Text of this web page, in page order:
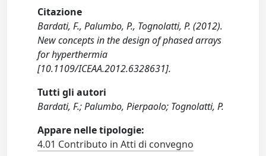
Citazione
Bardati, F., Palumbo, P., Tognolatti, P. (2012).
New concepts in the design of phased arrays
for hyperthermia
[10.1109/ICEAA.2012.6328631].
Tutti gli autori
Bardati, F.; Palumbo, Pierpaolo; Tognolatti, P.
Appare nelle tipologie:
4.01 Contributo in Atti di convegno